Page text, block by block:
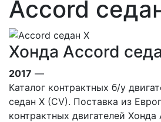
Accord
Хонда Accord
2017 —
Каталог контрактных б/у
седан X (CV). Поставка из
контрактных двигателей